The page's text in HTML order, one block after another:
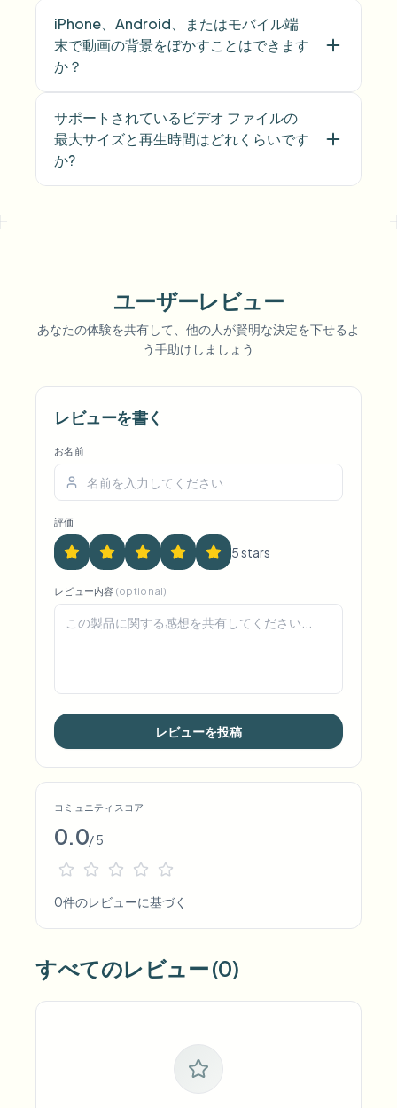
iPhone、Android、またはモバイル端
末で動画の背景をぼかすことはできます
か？
サポートされているビデオ ファイルの
最大サイズと再生時間はどれくらいです
か?
Voice Anon
ユーザーレビュー
あなたの体験を共有して、他の人が賢明な決定を下せるよ
う手助けしましょう
レビューを書く
お名前
評価
5stars
レビュー内容 (optional)
レビューを投稿
コミュニティスコア
0.0/ 5
0件のレビューに基づく
すべてのレビュー (0)